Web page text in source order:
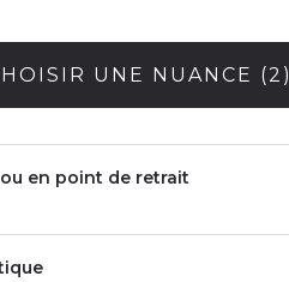
UNE NUANCE (2)
en point de retrait